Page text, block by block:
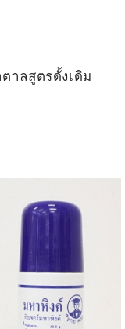
าลสูตรดั้งเดิม